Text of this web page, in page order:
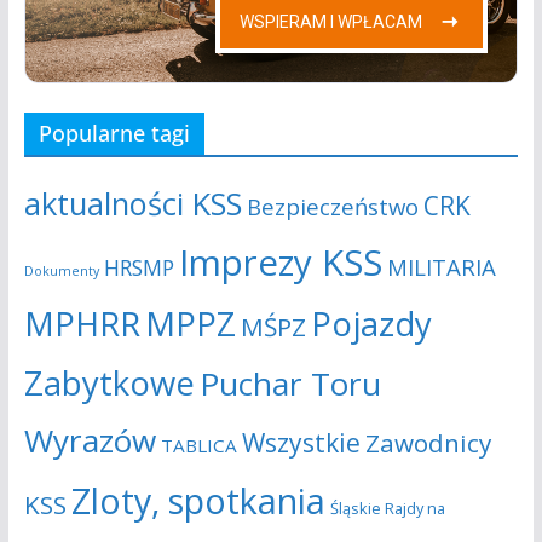
Popularne tagi
aktualności KSS Bezpieczeństwo CRK
Dokumenty HRSMP Imprezy KSS MILITARIA
MPHRRMPPZ MŚPZ Pojazdy
Zabytkowe Puchar Toru
Wyrazów TABLICA Wszystkie Zawodnicy
KSS Zloty, spotkania Śląskie Rajdy na